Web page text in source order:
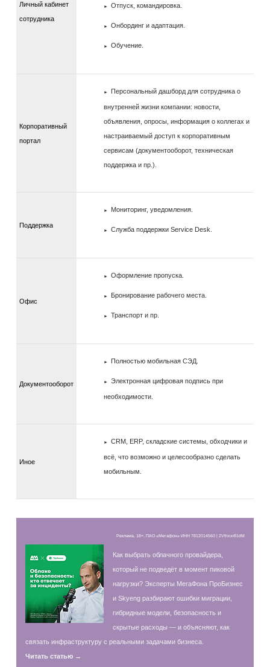
Личный кабинет
сотрудника
Отпуск, командировка.
Онбординг и адаптация.
Обучение.
Корпоративный
портал
Персональный дашборд для сотрудника о
внутренней жизни компании: новости,
объявления, опросы, информация о коллегах и
настраиваемый доступ к корпоративным
сервисам (документооборот, техническая
поддержка и пр.).
Поддержка
Мониторинг, уведомления.
Служба поддержки Service Desk.
Офис
Оформление пропуска.
Бронирование рабочего места.
Транспорт и пр.
Документооборот
Полностью мобильная СЭД.
Электронная цифровая подпись при
необходимости.
Иное
CRM, ERP, складские системы, обходчики и
всё, что возможно и целесообразно сделать
мобильным.
Реклама, 18+. ПАО «Мегафон» ИНН 7812014560 | 2Vfnxxr81dM
Как выбрать облачного провайдера,
который не подведёт в момент пиковой
нагрузки? Эксперты МегаФона ПроБизнес
и Skyeng разбирают ошибки миграции,
гибридные модели, безопасность и
скрытые расходы — и объясняют, как
связать инфраструктуру с реальными задачами бизнеса.
Читать статью →